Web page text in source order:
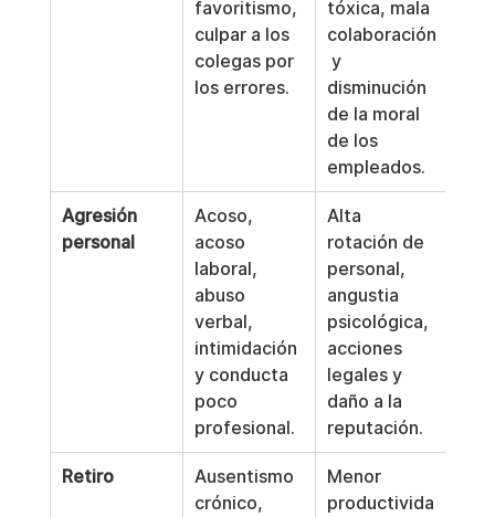
favoritismo,
culpar a los
colegas por
los errores.
tóxica, mala
colaboración
y
disminución
de la moral
de los
empleados.
Agresión
personal
Acoso,
acoso
laboral,
abuso
verbal,
intimidación
y conducta
poco
profesional.
Alta
rotación de
personal,
angustia
psicológica,
acciones
legales y
daño a la
reputación.
Retiro
Ausentismo
crónico,
Menor
productivida